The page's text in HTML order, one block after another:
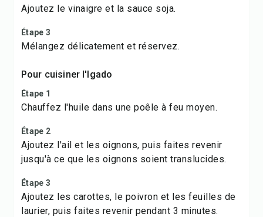
Ajoutez le vinaigre et la sauce soja.
Étape 3
Mélangez délicatement et réservez.
Pour cuisiner l'Igado
Étape 1
Chauffez l'huile dans une poêle à feu moyen.
Étape 2
Ajoutez l'ail et les oignons, puis faites revenir
jusqu'à ce que les oignons soient translucides.
Étape 3
Ajoutez les carottes, le poivron et les feuilles de
laurier, puis faites revenir pendant 3 minutes.